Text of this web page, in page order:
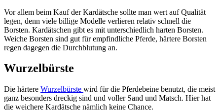
Vor allem beim Kauf der Kardätsche sollte man wert auf Qualität
legen, denn viele billige Modelle verlieren relativ schnell die
Borsten. Kardätschen gibt es mit unterschiedlich harten Borsten.
Weiche Borsten sind gut für empfindliche Pferde, härtere Borsten
regen dagegen die Durchblutung an.
Wurzelbürste
Die härtere Wurzelbürste wird für die Pferdebeine benutzt, die meist
ganz besonders dreckig sind und voller Sand und Matsch. Hier hat
die weichere Kardätsche nämlich keine Chance.